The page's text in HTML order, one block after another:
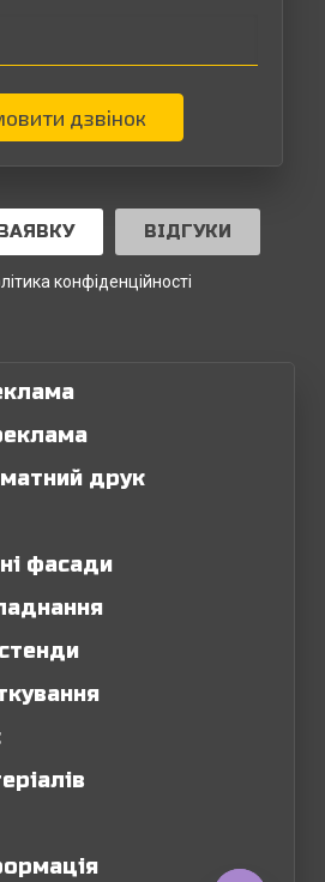
дзвінок
ВІДГУКИ
конфіденційності
друк
фасади